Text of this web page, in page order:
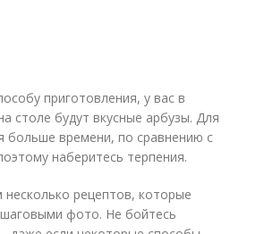
приготовления, у вас в
столе будут вкусные арбузы. Для
больше времени, по сравнению с
наберитесь терпения.
несколько рецептов, которые
фото. Не бойтесь